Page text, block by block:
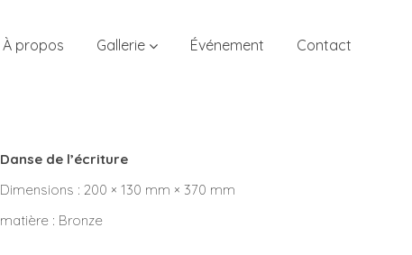
À propos Gallerie Événement Contact
Danse de l’écriture
Dimensions : 200 × 130 mm × 370 mm
matière : Bronze